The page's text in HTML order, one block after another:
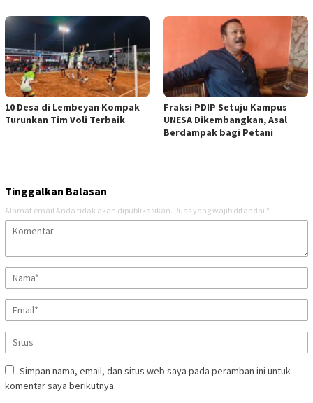
10 Desa di Lembeyan Kompak
Turunkan Tim Voli Terbaik
Fraksi PDIP Setuju Kampus
UNESA Dikembangkan, Asal
Berdampak bagi Petani
Tinggalkan Balasan
Alamat email Anda tidak akan dipublikasikan. Ruas yang wajib ditandai *
Simpan nama, email, dan situs web saya pada peramban ini untuk
komentar saya berikutnya.